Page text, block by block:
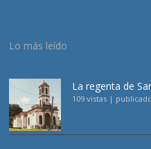
Lo más leído
La regenta de
109 vistas |